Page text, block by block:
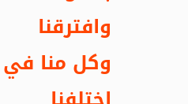
وافترقنا
وكل منا